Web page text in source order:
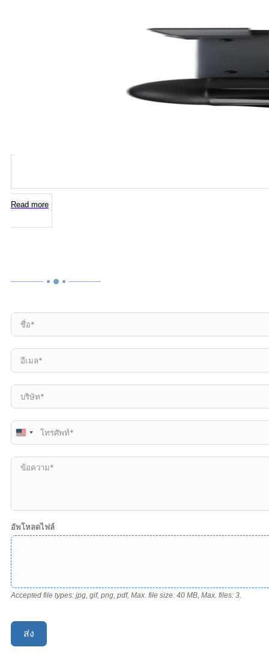
Read more
United
States
อัพโหลดไฟล์
Accepted file types: jpg, gif, png, pdf, Max. file size: 40 MB, Max. files: 3.
ส่ง